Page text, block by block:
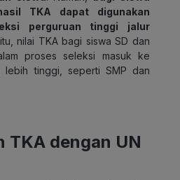
TKA dapat digunakan
perguruan tinggi jalur
nilai TKA bagi siswa SD dan
proses seleksi masuk ke
lebih tinggi, seperti SMP dan
TKA dengan UN